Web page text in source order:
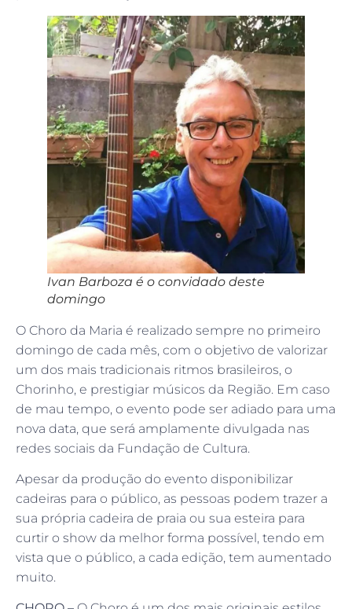
Ivan Barboza é o convidado deste
domingo
O Choro da Maria é realizado sempre no primeiro
domingo de cada mês, com o objetivo de valorizar
um dos mais tradicionais ritmos brasileiros, o
Chorinho, e prestigiar músicos da Região. Em caso
de mau tempo, o evento pode ser adiado para uma
nova data, que será amplamente divulgada nas
redes sociais da Fundação de Cultura.
Apesar da produção do evento disponibilizar
cadeiras para o público, as pessoas podem trazer a
sua própria cadeira de praia ou sua esteira para
curtir o show da melhor forma possível, tendo em
vista que o público, a cada edição, tem aumentado
muito.